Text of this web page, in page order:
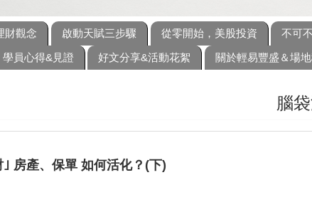
財觀念 啟動天賦三步驟 從零開始，美股投資 不可
學員心得&見證 好文分享&活動花絮 關於輕易豐盛＆場
腦袋決
房產、保單 如何活化？(下)